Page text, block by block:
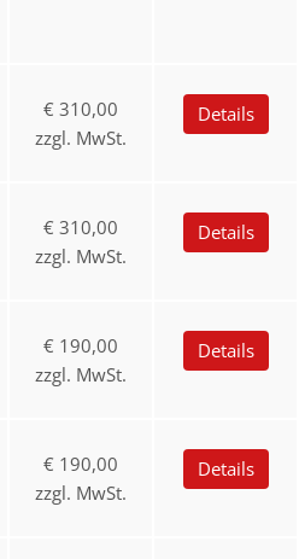
€ 310,00
zzgl. MwSt.
Details
€ 310,00
zzgl. MwSt.
Details
€ 190,00
zzgl. MwSt.
Details
€ 190,00
zzgl. MwSt.
Details